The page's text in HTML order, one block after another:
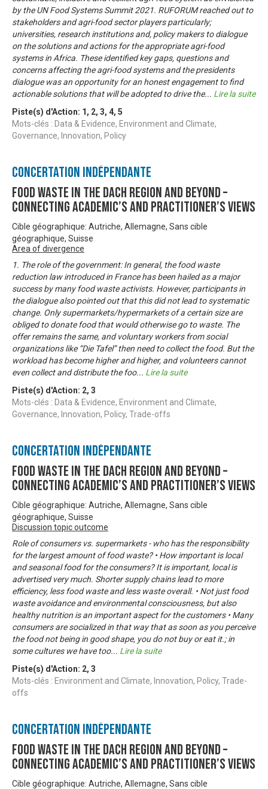
by the UN Food Systems Summit 2021. RUFORUM reached out to
stakeholders and agri-food sector players particularly;
universities, research institutions and, policy makers to dialogue
on the solutions and actions for the appropriate agri-food
systems in Africa. These identified key gaps, questions and
concerns affecting the agri-food systems and the presidents
dialogue was an opportunity for an honest engagement to find
actionable solutions that will be adopted to drive the... Lire la suite
Piste(s) d'Action: 1 , 2, 3, 4, 5
Mots-clés : Data & Evidence, Environment and Climate,
Governance, Innovation, Policy
Concertation Indépendante
Food Waste in the DACH region and beyond –
connecting academic’s and practitioner’s views
Cible géographique: Autriche, Allemagne, Sans cible
géographique, Suisse
Area of divergence
1. The role of the government: In general, the food waste
reduction law introduced in France has been hailed as a major
success by many food waste activists. However, participants in
the dialogue also pointed out that this did not lead to systematic
change. Only supermarkets/hypermarkets of a certain size are
obliged to donate food that would otherwise go to waste. The
offer remains the same, and voluntary workers from social
organizations like “Die Tafel” then need to collect the food. But the
workload has become higher and higher, and volunteers cannot
even collect and distribute the foo... Lire la suite
Piste(s) d'Action: 2, 3
Mots-clés : Data & Evidence, Environment and Climate,
Governance, Innovation, Policy, Trade-offs
Concertation Indépendante
Food Waste in the DACH region and beyond –
connecting academic’s and practitioner’s views
Cible géographique: Autriche, Allemagne, Sans cible
géographique, Suisse
Discussion topic outcome
Role of consumers vs. supermarkets - who has the responsibility
for the largest amount of food waste? • How important is local
and seasonal food for the consumers? It is important, local is
advertised very much. Shorter supply chains lead to more
efficiency, less food waste and less waste overall. • Not just food
waste avoidance and environmental consciousness, but also
healthy nutrition is an important aspect for the customers • Many
consumers are socialized in that way that as soon as you perceive
the food not being in good shape, you do not buy or eat it.; in
some cultures we have too... Lire la suite
Piste(s) d'Action: 2, 3
Mots-clés : Environment and Climate, Innovation, Policy, Trade-
offs
Concertation Indépendante
Food Waste in the DACH region and beyond –
connecting academic’s and practitioner’s views
Cible géographique: Autriche, Allemagne, Sans cible